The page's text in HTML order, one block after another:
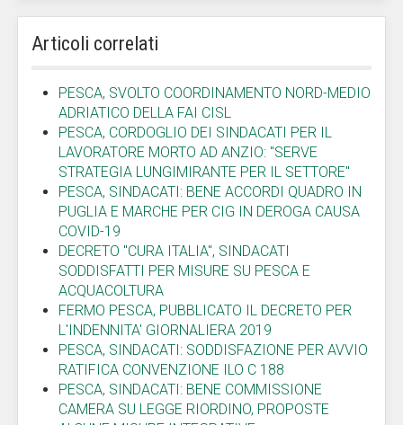
Articoli correlati
PESCA, SVOLTO COORDINAMENTO NORD-MEDIO
ADRIATICO DELLA FAI CISL
PESCA, CORDOGLIO DEI SINDACATI PER IL
LAVORATORE MORTO AD ANZIO: "SERVE
STRATEGIA LUNGIMIRANTE PER IL SETTORE"
PESCA, SINDACATI: BENE ACCORDI QUADRO IN
PUGLIA E MARCHE PER CIG IN DEROGA CAUSA
COVID-19
DECRETO "CURA ITALIA", SINDACATI
SODDISFATTI PER MISURE SU PESCA E
ACQUACOLTURA
FERMO PESCA, PUBBLICATO IL DECRETO PER
L'INDENNITA' GIORNALIERA 2019
PESCA, SINDACATI: SODDISFAZIONE PER AVVIO
RATIFICA CONVENZIONE ILO C 188
PESCA, SINDACATI: BENE COMMISSIONE
CAMERA SU LEGGE RIORDINO, PROPOSTE